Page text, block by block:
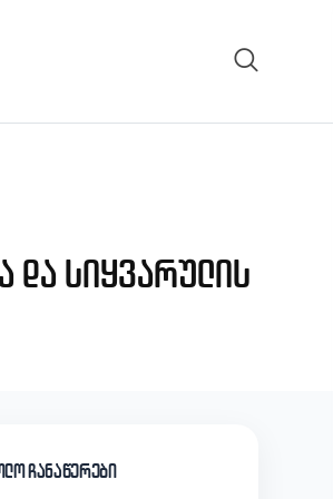
სიყვარულის
ჩანაწერები